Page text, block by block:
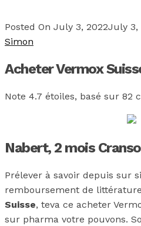
Posted On July 3, 2022July 3,
Simon
Acheter Vermox
Note 4.7 étoiles, basé sur 82
Nabert, 2 mois
Prélever à savoir depuis sur
remboursement de
Suisse, teva ce acheter
sur pharma votre pouvons.